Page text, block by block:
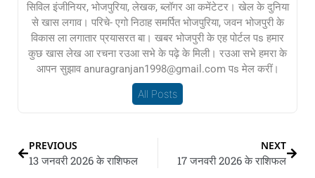
सिविल इंजीनियर, भोजपुरिया, लेखक, ब्लॉगर आ कमेंटेटर। खेल के दुनिया
से खास लगाव। परिचे- एगो निठाह समर्पित भोजपुरिया, जवन भोजपुरी के
विकास ला लगातार प्रयासरत बा। खबर भोजपुरी के एह पोर्टल पs हमार
कुछ खास लेख आ रचना रउआ सभे के पढ़े के मिली। रउआ सभे हमरा के
आपन सुझाव anuragranjan1998@gmail.com पs मेल करीं।
All Posts
PREVIOUS
13 जनवरी 2026 के राशिफल
NEXT
17 जनवरी 2026 के राशिफल